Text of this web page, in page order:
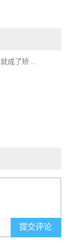
成了矫 ...
提交评论